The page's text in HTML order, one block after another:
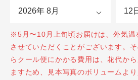
※5月〜10月上旬頃お届けは、外気温
させていただくことがございます。
らクール便にかかる費用は、花代か
ますため、見本写真のボリュームよ